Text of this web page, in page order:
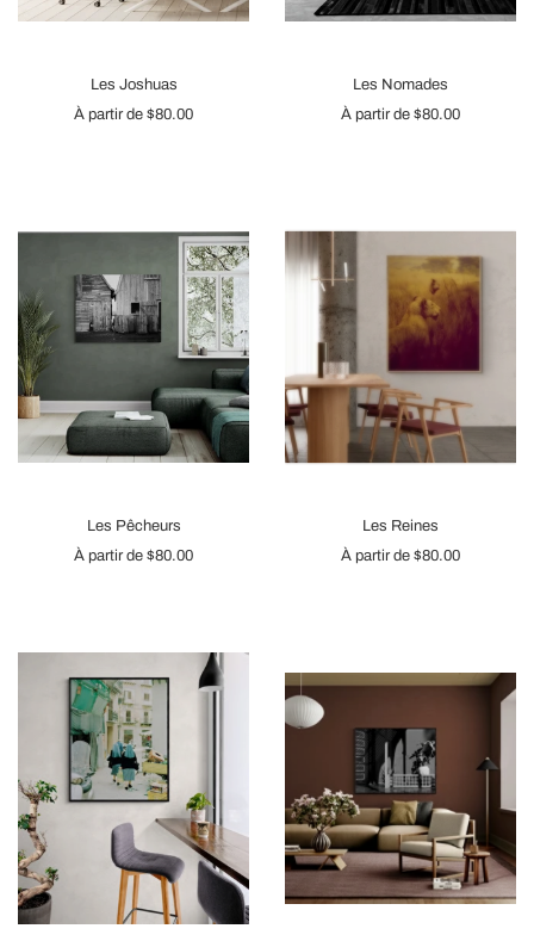
Les Joshuas
À partir de $80.00
Les Nomades
À partir de $80.00
Les Pêcheurs
À partir de $80.00
Les Reines
À partir de $80.00